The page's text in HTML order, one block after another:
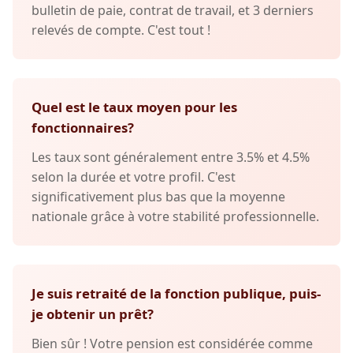
bulletin de paie, contrat de travail, et 3 derniers
relevés de compte. C'est tout !
Quel est le taux moyen pour les
fonctionnaires?
Les taux sont généralement entre 3.5% et 4.5%
selon la durée et votre profil. C'est
significativement plus bas que la moyenne
nationale grâce à votre stabilité professionnelle.
Je suis retraité de la fonction publique, puis-
je obtenir un prêt?
Bien sûr ! Votre pension est considérée comme